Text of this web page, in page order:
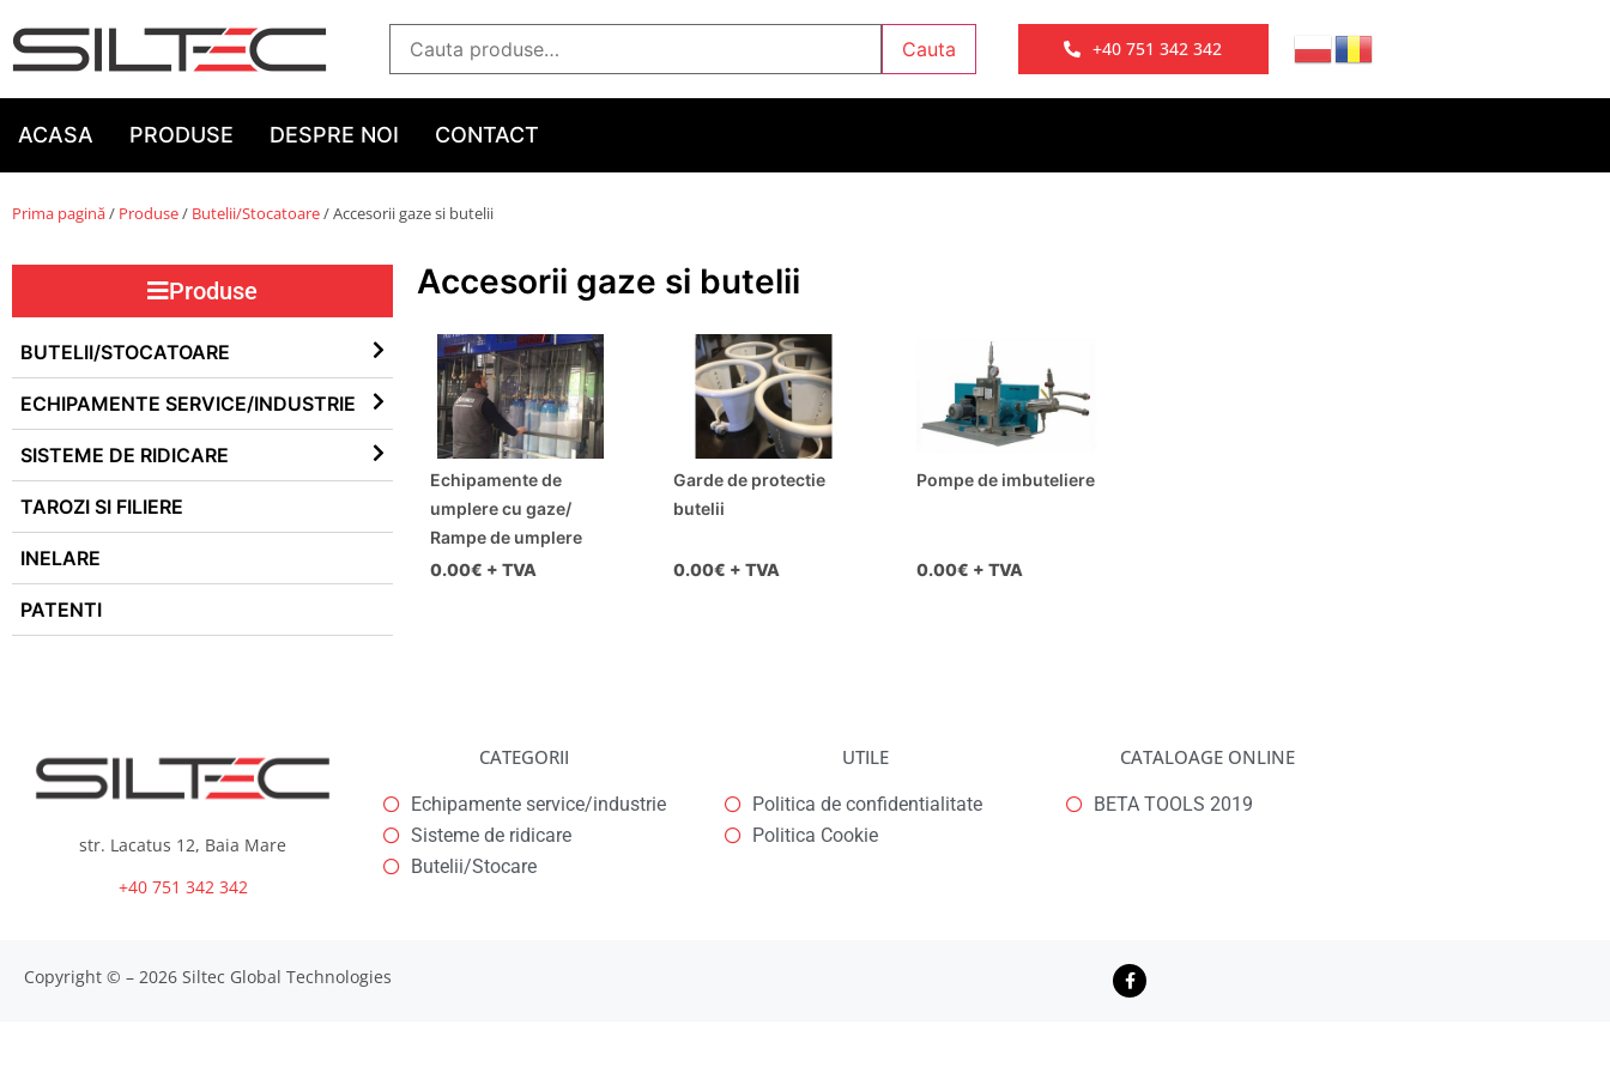
Cauta +40 751 342 342
ACASA PRODUSE DESPRE NOI CONTACT
Prima pagină/ Produse/ Butelii/Stocatoare/ Accesorii gaze si butelii
Produse
BUTELII/STOCATOARE
ECHIPAMENTE SERVICE/INDUSTRIE
SISTEME DE RIDICARE
TAROZI SI FILIERE
INELARE
PATENTI
Accesorii gaze si butelii
Echipamente de
umplere cu gaze/
Rampe de umplere
0.00€ + TVA
Garde de protectie
butelii
0.00€ + TVA
Pompe de imbuteliere
0.00€ + TVA
str. Lacatus 12, Baia Mare
+40 751 342 342
CATEGORII
Echipamente service/industrie
Sisteme de ridicare
Butelii/Stocare
UTILE
Politica de confidentialitate
Politica Cookie
CATALOAGE ONLINE
BETA TOOLS 2019
Copyright © – 2026 Siltec Global Technologies